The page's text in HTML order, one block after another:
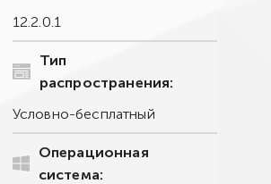
12.2.0.1
Тип
распространения:
Условно-бесплатный
Операционная
система: